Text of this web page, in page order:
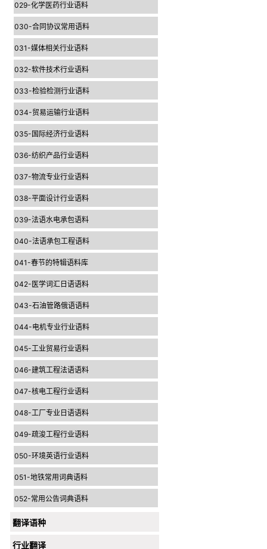
029-化学医药行业语料
030-合同协议常用语料
031-媒体相关行业语料
032-软件技术行业语料
033-检验检测行业语料
034-贸易运输行业语料
035-国际经济行业语料
036-纺织产品行业语料
037-物流专业行业语料
038-平面设计行业语料
039-法语水电承包语料
040-法语承包工程语料
041-春节的特辑语料库
042-医学词汇日语语料
043-石油管路俄语语料
044-电机专业行业语料
045-工业贸易行业语料
046-建筑工程法语语料
047-核电工程行业语料
048-工厂专业日语语料
049-疏浚工程行业语料
050-环境英语行业语料
051-地铁常用词典语料
052-常用公告词典语料
翻译语种
行业翻译